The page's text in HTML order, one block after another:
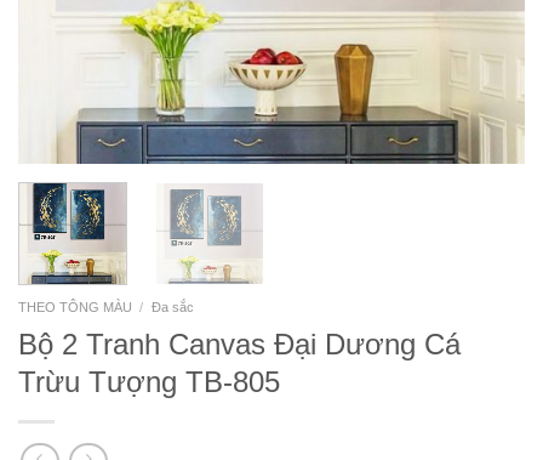
THEO TÔNG MÀU / Đa sắc
Bộ 2 Tranh Canvas Đại Dương Cá
Trừu Tượng TB-805